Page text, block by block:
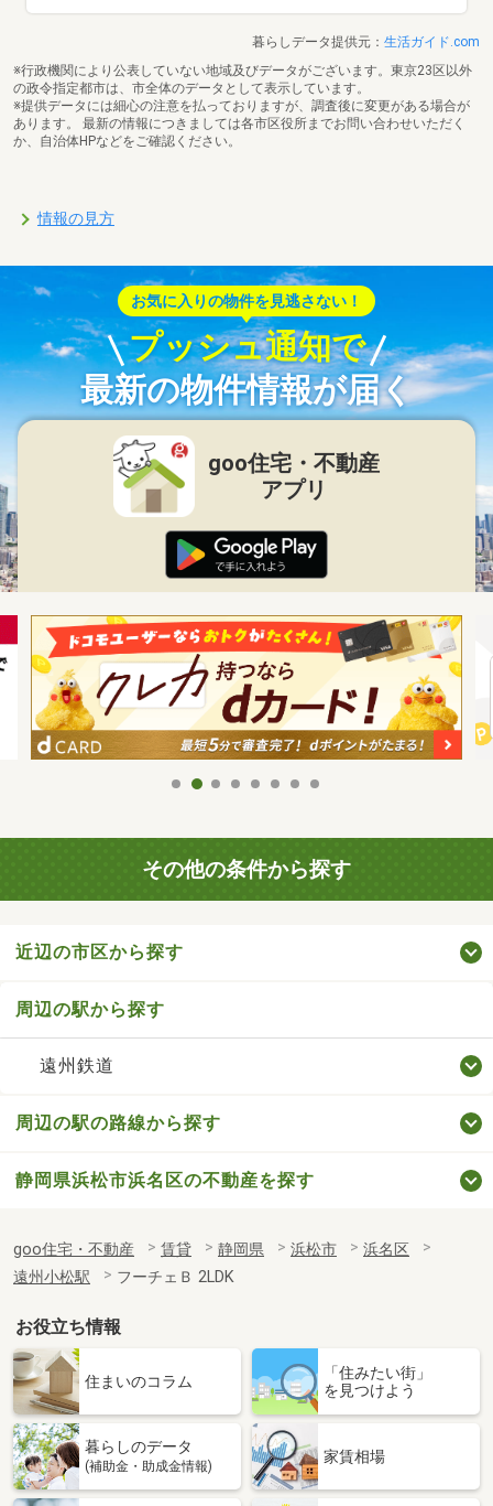
暮らしデータ提供元： 生活ガイド.com
※行政機関により公表していない地域及びデータがございます。東京23区以外
の政令指定都市は、市全体のデータとして表示しています。
※提供データには細心の注意を払っておりますが、調査後に変更がある場合が
あります。 最新の情報につきましては各市区役所までお問い合わせいただく
か、自治体HPなどをご確認ください。
情報の見方
お気に入りの物件を見逃さない！
プッシュ通知で
最新の物件情報が届く
goo住宅・不動産
アプリ
その他の条件から探す
近辺の市区から探す
周辺の駅から探す
遠州鉄道
周辺の駅の路線から探す
静岡県浜松市浜名区の不動産を探す
goo住宅・不動産 賃貸 静岡県 浜松市
浜名区
遠州小松駅
フーチェＢ 2LDK
お役立ち情報
住まいのコラム
「住みたい街」
を見つけよう
暮らしのデータ
(補助金・助成金情報)
家賃相場